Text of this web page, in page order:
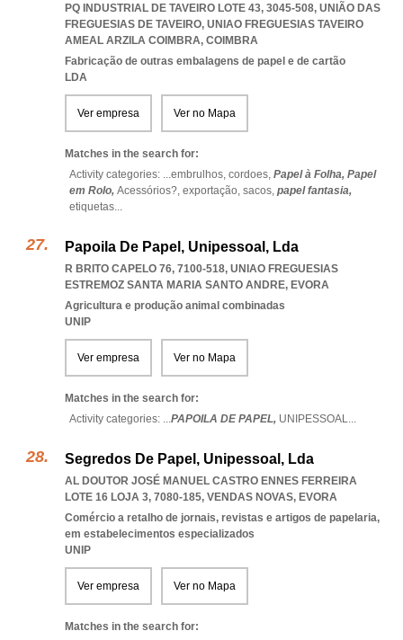
PQ INDUSTRIAL DE TAVEIRO LOTE 43, 3045-508, UNIÃO DAS
FREGUESIAS DE TAVEIRO, UNIAO FREGUESIAS TAVEIRO
AMEAL ARZILA COIMBRA, COIMBRA
Fabricação de outras embalagens de papel e de cartão
LDA
Ver empresa Ver no Mapa
Matches in the search for:
Activity categories: ...embrulhos, cordoes, Papel à Folha, Papel
em Rolo, Acessórios?, exportação, sacos, papel fantasia,
etiquetas...
Papoila De Papel, Unipessoal, Lda
R BRITO CAPELO 76, 7100-518, UNIAO FREGUESIAS
ESTREMOZ SANTA MARIA SANTO ANDRE, EVORA
Agricultura e produção animal combinadas
UNIP
Ver empresa Ver no Mapa
Matches in the search for:
Activity categories: ...PAPOILA DE PAPEL, UNIPESSOAL...
Segredos De Papel, Unipessoal, Lda
AL DOUTOR JOSÉ MANUEL CASTRO ENNES FERREIRA
LOTE 16 LOJA 3, 7080-185, VENDAS NOVAS, EVORA
Comércio a retalho de jornais, revistas e artigos de papelaria,
em estabelecimentos especializados
UNIP
Ver empresa Ver no Mapa
Matches in the search for: